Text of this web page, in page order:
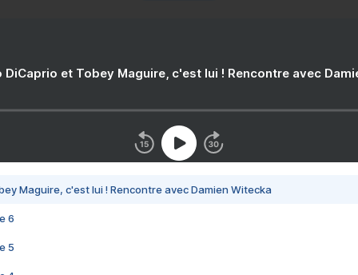
DiCaprio et Tobey Maguire, c'est lui ! Rencontre avec
Maguire, c'est lui ! Rencontre avec Damien Witecka
6
5